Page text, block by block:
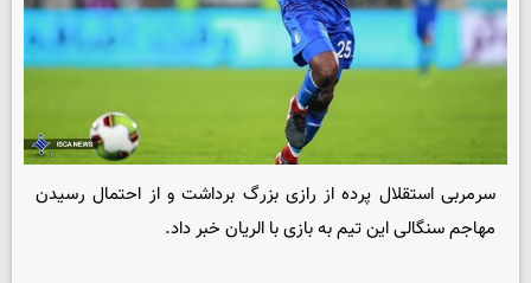
سرمربی استقلال پرده از رازی بزرگ برداشت و از احتمال رسیدن
مهاجم سنگالی این تیم به بازی با الریان خبر داد.